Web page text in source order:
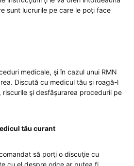
sunt lucrurile pe care le poţi face
medicale, şi în cazul unui RMN
Discută cu medicul tău şi roagă-l
şi desfăşurarea procedurii pe
tău curant
să porţi o discuţie cu
cu el despre orice ar putea fi